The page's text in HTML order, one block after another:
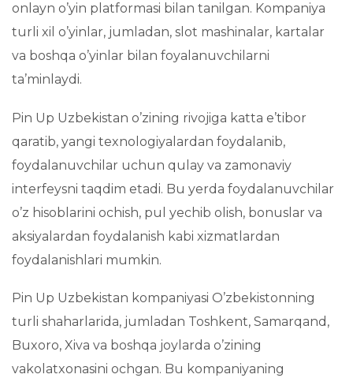
onlayn o’yin platformasi bilan tanilgan. Kompaniya
turli xil o’yinlar, jumladan, slot mashinalar, kartalar
va boshqa o’yinlar bilan foyalanuvchilarni
ta’minlaydi.
Pin Up Uzbekistan o’zining rivojiga katta e’tibor
qaratib, yangi texnologiyalardan foydalanib,
foydalanuvchilar uchun qulay va zamonaviy
interfeysni taqdim etadi. Bu yerda foydalanuvchilar
o’z hisoblarini ochish, pul yechib olish, bonuslar va
aksiyalardan foydalanish kabi xizmatlardan
foydalanishlari mumkin.
Pin Up Uzbekistan kompaniyasi O’zbekistonning
turli shaharlarida, jumladan Toshkent, Samarqand,
Buxoro, Xiva va boshqa joylarda o’zining
vakolatxonasini ochgan. Bu kompaniyaning